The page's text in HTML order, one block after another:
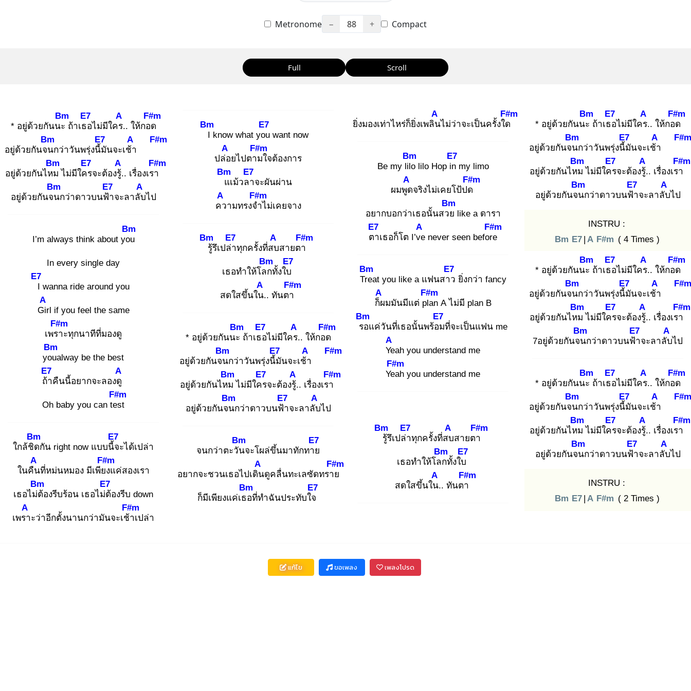
Metronome − 88 + Compact
Full Scroll
* อยู่ด้วยกันนะ
Bm
ถ้าเธอ
E7
ไม่มีใคร.
A
. ให้กอด
F#m
อยู่ด้วยกันจน
Bm
กว่าวันพรุ่งนี้มั
E7
นจะเช้า
A F#m
อยู่ด้วยกันไหม
Bm
ไม่มีใคร
E7
จะต้องรู้.
A
. เรื่องเรา
F#m
อยู่ด้วยกันจน
Bm
กว่าดาวบนฟ้า
E7
จะลาลับ
A
ไป
I’m always think about you
Bm
In every single day
I
E7
wanna ride around you
Gir
A
l if you feel the same
เพรา
F#m
ะทุกนาทีที่มองดู
you
Bm
alway be the best
ถ้า
E7
คืนนี้อยากจะลองดู
A
Oh baby you can tes
F#m
t
ใกล้ชิด
Bm
กัน right now แบบนี้จ
E7
ะได้เปล่า
ในคืน
A
ที่หม่นหมอง มีเพียง
F#m
แค่สองเรา
เธอไม่ต้
Bm
องรีบร้อน เธอไม่ต้
E7
องรีบ down
เพรา
A
ะว่าอีกตั้งนานกว่ามันจะเช้า
F#m
เปล่า
I
Bm
know what you
E7
want now
ปล่อ
A
ยไปตาม
F#m
ใจต้องการ
แ
Bm
เม้วลา
E7
จะผันผ่าน
คว
A
ามทรงจำ
F#m
ไม่เคยจาง
รู้
Bm
รึเปล่า
E7
ทุกครั้งที่สบ
A
สายตา
F#m
เธอทำให้โลก
Bm
ทั้งใบ
E7
สดใสขึ้นใน.
A
. ทันตา
F#m
* อยู่ด้วยกันนะ
Bm
ถ้าเธอ
E7
ไม่มีใคร.
A
. ให้กอด
F#m
อยู่ด้วยกันจน
Bm
กว่าวันพรุ่งนี้มั
E7
นจะเช้า
A F#m
อยู่ด้วยกันไหม
Bm
ไม่มีใคร
E7
จะต้องรู้.
A
. เรื่องเรา
F#m
อยู่ด้วยกันจน
Bm
กว่าดาวบนฟ้า
E7
จะลาลับ
A
ไป
จนกว่าตะวัน
Bm
จะโผล่ขึ้นมาทักทาย
E7
อยากจะชวนเธอไปเดิน
A
ดูคลื่นทะเลซัดทราย
F#m
ก็มีเพียงแค่เธอ
Bm
ที่ทำฉันประทับใจ
E7
ยิ่งมองเท่าไหร่ก็ยิ่งเพลิน
A
ไม่ว่าจะเป็นครั้งใด
F#m
Be my lilo
Bm
lilo Hop in
E7
my limo
ผมพูด
A
จริงไม่เคยโป้ปด
F#m
อยากบอกว่าเธอนั้นสวย
Bm
like a ดารา
ตา
E7
เธอก็โต I’ve
A
never seen before
F#m
Tre
Bm
at you like a แฟนสาว
E7
ยิ่งกว่า fancy
ก็ผ
A
มมันมีแต่ pla
F#m
n A ไม่มี plan B
รอ
Bm
แค่วันที่เธอนั้นพร้อม
E7
ที่จะเป็นแฟน me
Ye
A
ah you understand me
Yea
F#m
h you understand me
รู้
Bm
รึเปล่า
E7
ทุกครั้งที่สบ
A
สายตา
F#m
เธอทำให้โลก
Bm
ทั้งใบ
E7
สดใสขึ้นใน.
A
. ทันตา
F#m
* อยู่ด้วยกันนะ
Bm
ถ้าเธอ
E7
ไม่มีใคร.
A
. ให้กอด
F#m
อยู่ด้วยกันจน
Bm
กว่าวันพรุ่งนี้มั
E7
นจะเช้า
A F#m
อยู่ด้วยกันไหม
Bm
ไม่มีใคร
E7
จะต้องรู้.
A
. เรื่องเรา
F#m
อยู่ด้วยกันจน
Bm
กว่าดาวบนฟ้า
E7
จะลาลับ
A
ไป
INSTRU :
Bm E7 | A F#m ( 4 Times )
* อยู่ด้วยกันนะ
Bm
ถ้าเธอ
E7
ไม่มีใคร.
A
. ให้กอด
F#m
อยู่ด้วยกันจน
Bm
กว่าวันพรุ่งนี้มั
E7
นจะเช้า
A F#m
อยู่ด้วยกันไหม
Bm
ไม่มีใคร
E7
จะต้องรู้.
A
. เรื่องเรา
F#m
7อยู่ด้วยกันจน
Bm
กว่าดาวบนฟ้า
E7
จะลาลับ
A
ไป
* อยู่ด้วยกันนะ
Bm
ถ้าเธอ
E7
ไม่มีใคร.
A
. ให้กอด
F#m
อยู่ด้วยกันจน
Bm
กว่าวันพรุ่งนี้มั
E7
นจะเช้า
A F#m
อยู่ด้วยกันไหม
Bm
ไม่มีใคร
E7
จะต้องรู้.
A
. เรื่องเรา
F#m
อยู่ด้วยกันจน
Bm
กว่าดาวบนฟ้า
E7
จะลาลับ
A
ไป
INSTRU :
Bm E7 | A F#m ( 2 Times )
แก้ไข ขอเพลง เพลงโปรด